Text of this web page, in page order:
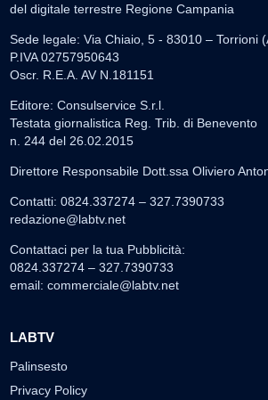
del digitale terrestre Regione Campania
Sede legale: Via Chiaio, 5 - 83010 – Torrioni
P.IVA 02757950643
Oscr. R.E.A. AV N.181151
Editore: Consulservice S.r.l.
Testata giornalistica Reg. Trib. di Benevento
n. 244 del 26.02.2015
Direttore Responsabile Dott.ssa Oliviero
Contatti: 0824.337274 – 327.7390733
redazione@labtv.net
Contattaci per la tua Pubblicità:
0824.337274 – 327.7390733
email: commerciale@labtv.net
LABTV
Palinsesto
Privacy Policy